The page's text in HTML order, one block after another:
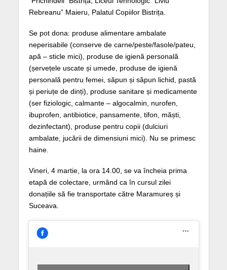
Rebreanu” Maieru, Palatul Copiilor Bistrița.
Se pot dona: produse alimentare ambalate
neperisabile (conserve de carne/peste/fasole/pateu,
apă – sticle mici), produse de igienă personală
(șervețele uscate și umede, produse de igienă
personală pentru femei, săpun și săpun lichid, pastă
și periuțe de dinți), produse sanitare și medicamente
(ser fiziologic, calmante – algocalmin, nurofen,
ibuprofen, antibiotice, pansamente, tifon, măști,
dezinfectant), produse pentru copii (dulciuri
ambalate, jucării de dimensiuni mici). Nu se primesc
haine.
Vineri, 4 martie, la ora 14.00, se va încheia prima
etapă de colectare, urmând ca în cursul zilei
donațiile să fie transportate către Maramureș și
Suceava.